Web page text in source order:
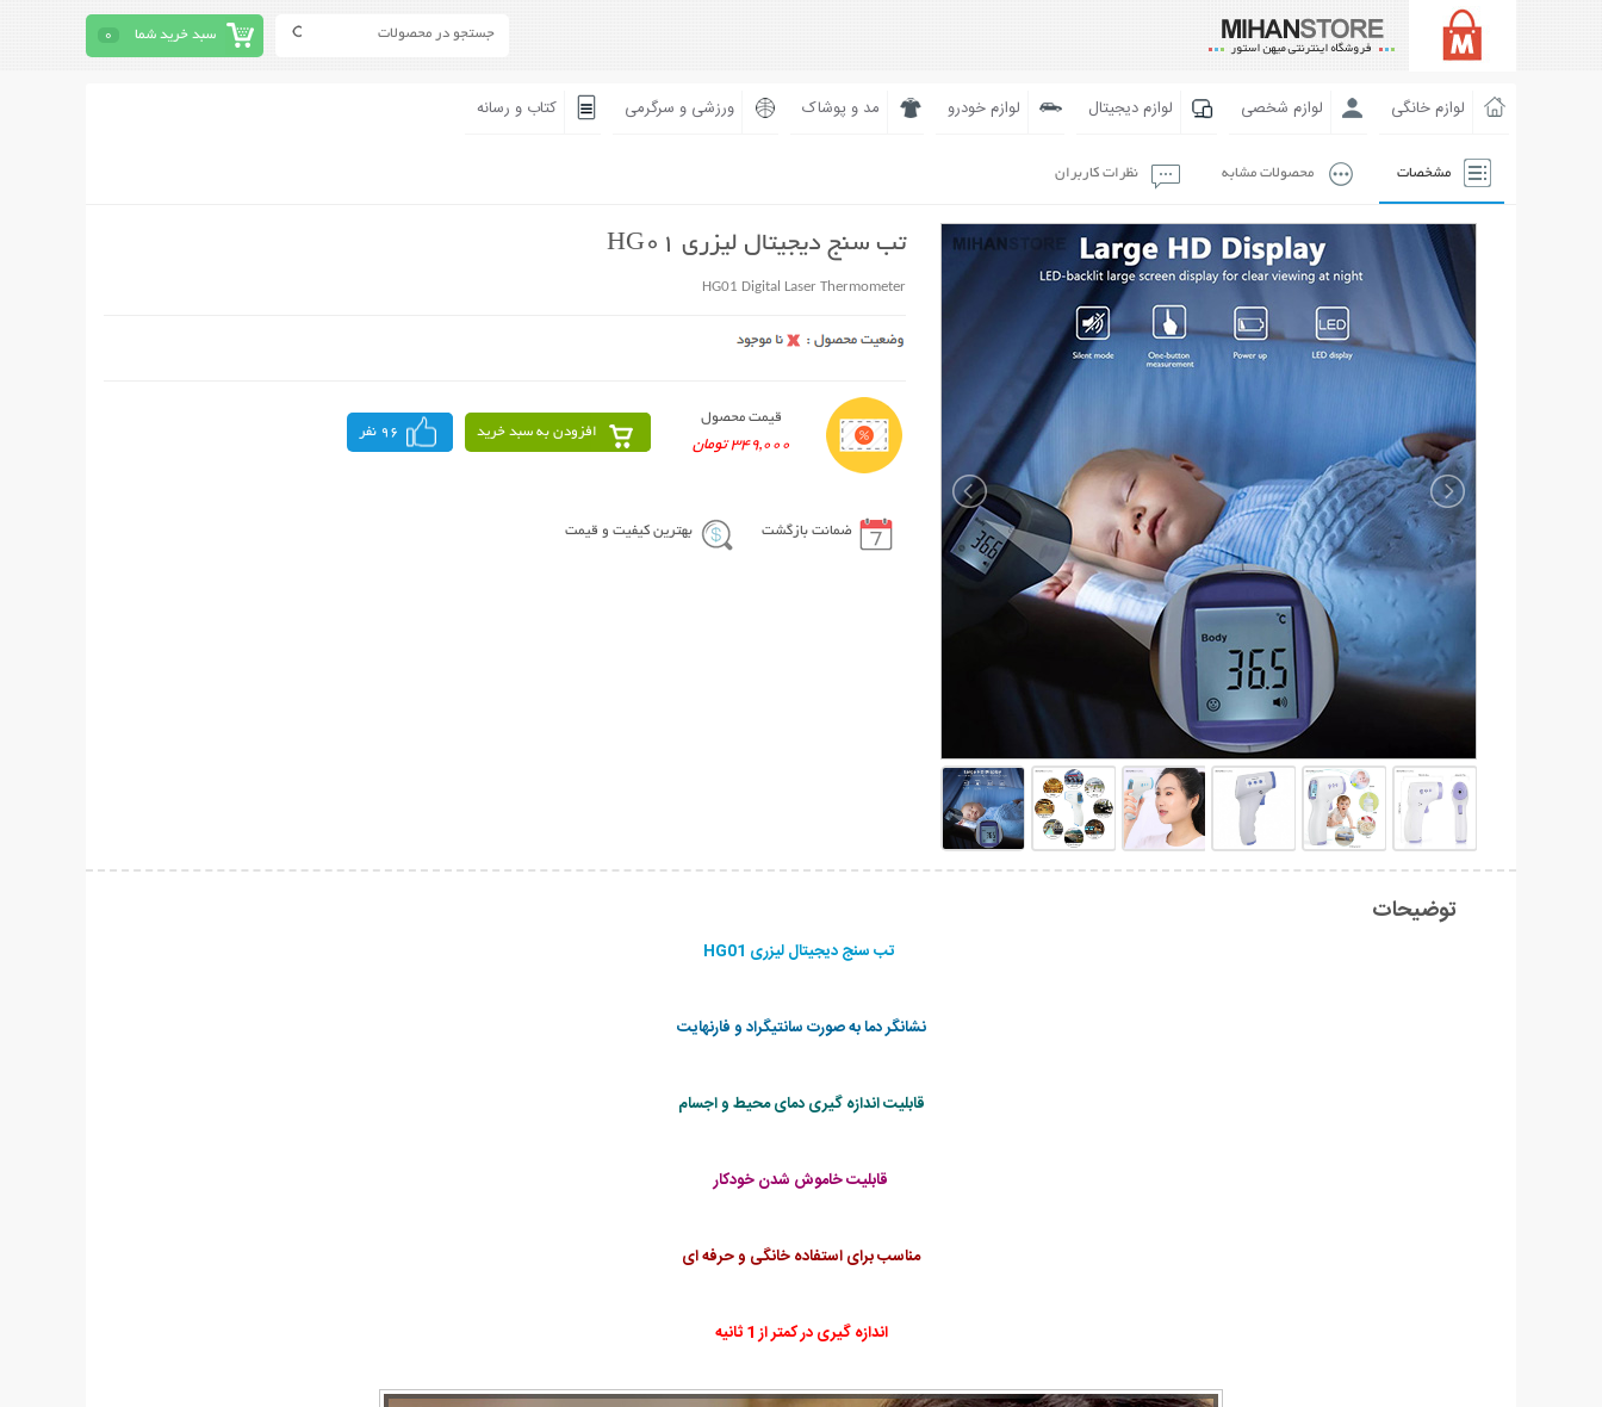
سبد خرید شما 0
لوازم خانگی لوازم شخصی لوازم دیجیتال لوازم خودرو مد و پوشاک ورزشی و سرگرمی کتاب و رسانه
مشخصات محصولات مشابه نظرات کاربران
تب سنج دیجیتال لیزری HG01
HG01 Digital Laser Thermometer
قیمت محصول
349,000 تومان
افزودن به سبد خرید 96 نفر
ضمانت بازگشت بهترین کیفیت و قیمت
توضیحات
تب سنج دیجیتال لیزری HG01
نشانگر دما به صورت سانتیگراد و فارنهایت
قابلیت اندازه گیری دمای محیط و اجسام
قابلیت خاموش شدن خودکار
مناسب برای استفاده خانگی و حرفه ای
اندازه گیری در کمتر از 1 ثانیه